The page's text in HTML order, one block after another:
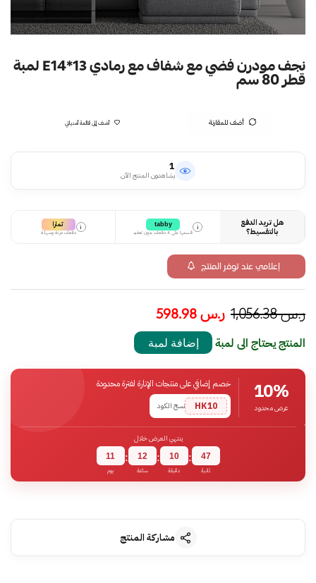
نجف مودرن فضي مع شفاف مع رمادي E14*13 لمبة
قطر 80 سم
أضف للمقارنة أضف إلى قائمة أمنياتي
1
يشاهدون المنتج الآن
هل تريد الدفع
بالتقسيط؟
i
tabby
قسمها على 4 دفعات بدون تعقيد
i تمارا
دفعات مرنة وسهلة
إعلامي عند توفر المنتج
ر.س1,056.38 ر.س
المنتج يحتاج الى لمبة إضافة لمبة
10%
عرض محدود
خصم إضافي على منتجات الإنارة لفترة محدودة
HK10
نسخ الكود
ينتهي العرض خلال
11
يوم
: 12
ساعة
: 10
دقيقة
: 46
ثانية
مشاركة المنتج